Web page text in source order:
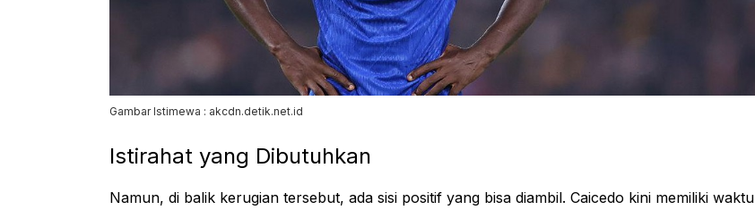
Gambar Istimewa : akcdn.detik.net.id
Istirahat yang Dibutuhkan
Namun, di balik kerugian tersebut, ada sisi positif yang bisa diambil. Caicedo kini memiliki waktu